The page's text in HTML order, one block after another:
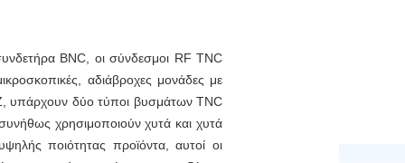
BNC, οι σύνδεσμοι RF TNC
αδιάβροχες μονάδες με
υπάρχουν δύο τύποι βυσμάτων TNC
χρησιμοποιούν χυτά και χυτά
ποιότητας προϊόντα, αυτοί οι